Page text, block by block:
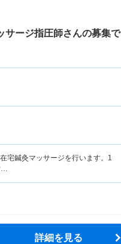
サージ指圧師さんの募集で
宅鍼灸マッサージを行います。1
…
詳細を見る